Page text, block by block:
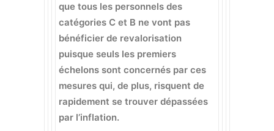
que tous les personnels des
catégories C et B ne vont pas
bénéficier de revalorisation
puisque seuls les premiers
échelons sont concernés par ces
mesures qui, de plus, risquent de
rapidement se trouver dépassées
par l’inflation.